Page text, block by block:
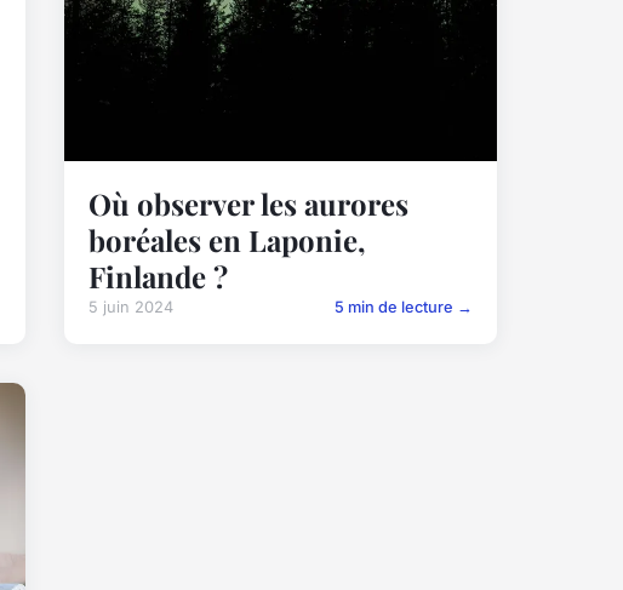
Où observer les aurores
boréales en Laponie,
Finlande ?
5 juin 2024 5 min de lecture →